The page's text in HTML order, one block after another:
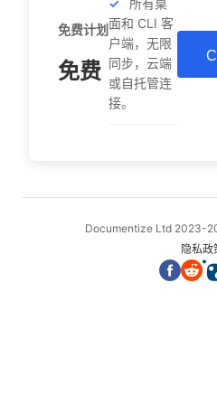
免费计划
免费
所有桌
面和 CLI 客
户端，无限
同步，云端
或自托管连
接。
Documentize Ltd 2023-
隐私政